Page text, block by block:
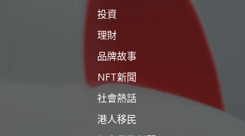
投資
理財
品牌故事
NFT新聞
社會熱話
港人移民